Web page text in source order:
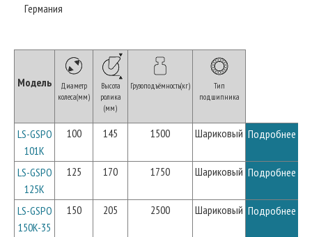
Германия
Модель
Диаметр
колеса(мм)
Высота
ролика
(мм)
Грузоподъёмность(кг)
Тип
подшипника
LS-GSPO
101K
100 145 1500 Шариковый Подробнее
LS-GSPO
125K
125 170 1750 Шариковый Подробнее
LS-GSPO
150K-35
150 205 2500 Шариковый Подробнее